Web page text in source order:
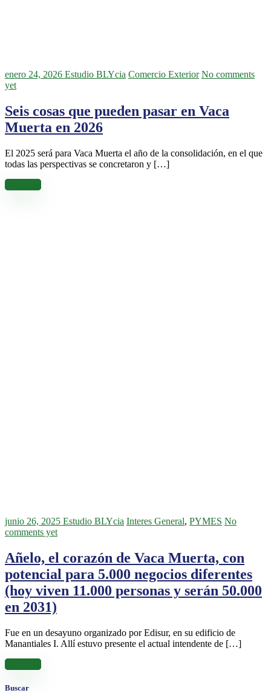
enero 24, 2026 Estudio BLYcia Comercio Exterior No comments
yet
Seis cosas que pueden pasar en Vaca
Muerta en 2026
El 2025 será para Vaca Muerta el año de la consolidación, en el que
todas las perspectivas se concretaron y […]
junio 26, 2025 Estudio BLYcia Interes General, PYMES No
comments yet
Añelo, el corazón de Vaca Muerta, con
potencial para 5.000 negocios diferentes
(hoy viven 11.000 personas y serán 50.000
en 2031)
Fue en un desayuno organizado por Edisur, en su edificio de
Manantiales I. Allí estuvo presente el actual intendente de […]
Buscar